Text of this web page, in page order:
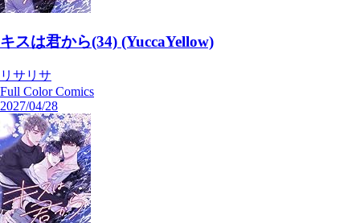
キスは君から(34) (YuccaYellow)
リサリサ
Full Color Comics
2027/04/28